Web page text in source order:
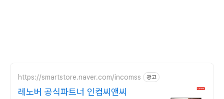
https://smartstore.naver.com/incomss 광고
레노버 공식파트너 인컴씨앤씨